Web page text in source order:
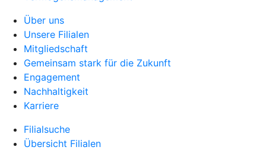
Über uns
Unsere Filialen
Mitgliedschaft
Gemeinsam stark für die Zukunft
Engagement
Nachhaltigkeit
Karriere
Filialsuche
Übersicht Filialen